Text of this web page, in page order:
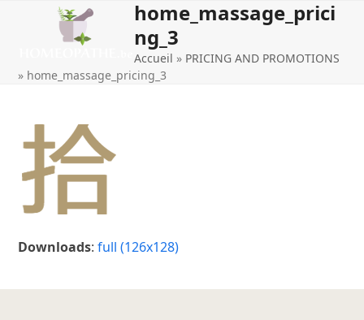
Open
mobile
menu
Close
mobile
menu
home_massage_prici
ng_3
Accueil » PRICING AND PROMOTIONS
» home_massage_pricing_3
Downloads:full (126x128)